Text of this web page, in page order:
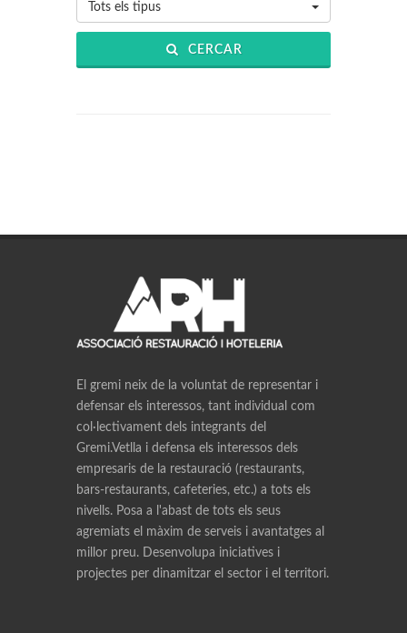
Tots els tipus
CERCAR
El gremi neix de la voluntat de representar i
defensar els interessos, tant individual com
col·lectivament dels integrants del
Gremi.Vetlla i defensa els interessos dels
empresaris de la restauració (restaurants,
bars-restaurants, cafeteries, etc.) a tots els
nivells. Posa a l'abast de tots els seus
agremiats el màxim de serveis i avantatges al
millor preu. Desenvolupa iniciatives i
projectes per dinamitzar el sector i el territori.